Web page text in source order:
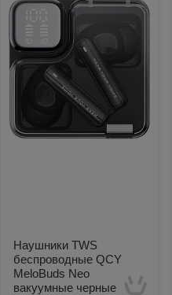
Наушники TWS
беспроводные QCY
MeloBuds Neo
вакуумные черные